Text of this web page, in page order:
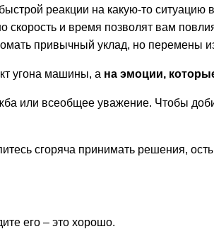
реакции на какую-то ситуацию
скорость и время позволят вам
привычный уклад, но перемены
угона машины, а на эмоции,
или всеобщее уважение. Чтобы
сгоряча принимать решения,
его – это хорошо.